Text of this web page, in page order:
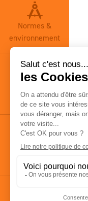
Normes &
environnement
documentaire